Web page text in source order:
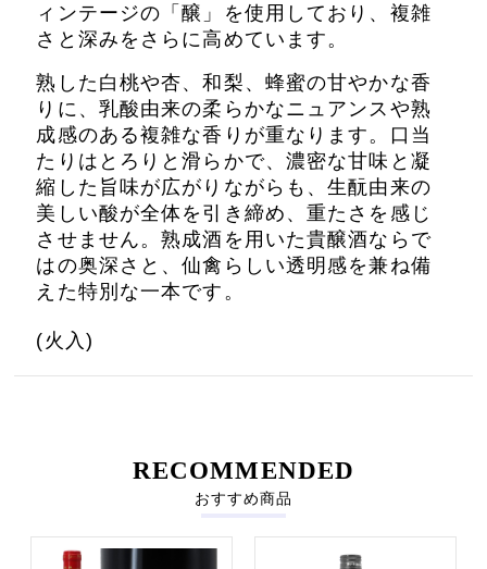
ィンテージの「醸」を使用しており、複雑
さと深みをさらに高めています。
熟した白桃や杏、和梨、蜂蜜の甘やかな香
りに、乳酸由来の柔らかなニュアンスや熟
成感のある複雑な香りが重なります。口当
たりはとろりと滑らかで、濃密な甘味と凝
縮した旨味が広がりながらも、生酛由来の
美しい酸が全体を引き締め、重たさを感じ
させません。熟成酒を用いた貴醸酒ならで
はの奥深さと、仙禽らしい透明感を兼ね備
えた特別な一本です。
(火入)
RECOMMENDED
おすすめ商品